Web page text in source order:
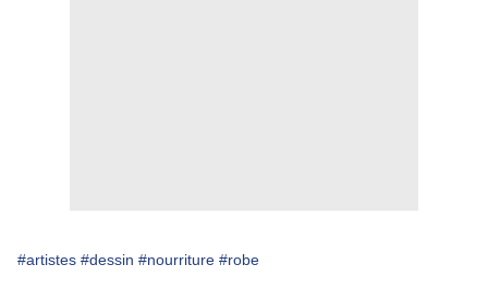
#artistes #dessin #nourriture #robe